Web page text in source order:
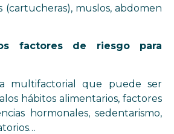
(cartucheras), muslos, abdomen
factores de riesgo para
multifactorial que puede ser
hábitos alimentarios, factores
hormonales, sedentarismo,